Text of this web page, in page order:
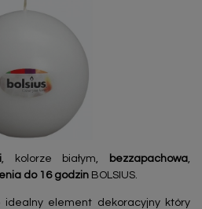
, kolorze białym, bezzapachowa
do 16 godzin BOLSIUS.
idealny element dekoracyjny który